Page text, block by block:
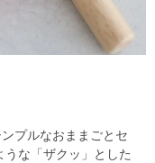
プルなおままごとセ
うな「ザクッ」とした